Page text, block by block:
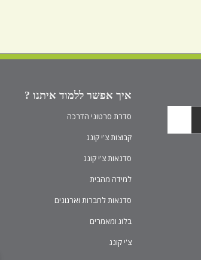
איך אפשר ללמוד איתנו ?
סדרת סרטוני הדרכה
קבוצות צ'י קונג
סדנאות צ'י קונג
למידה מהבית
סדנאות לחברות וארגונים
בלוג ומאמרים
צ'י קונג